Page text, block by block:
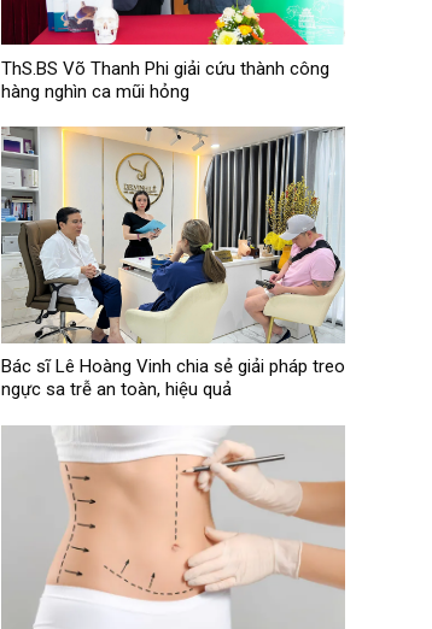
ThS.BS Võ Thanh Phi giải cứu thành công
hàng nghìn ca mũi hỏng
Bác sĩ Lê Hoàng Vinh chia sẻ giải pháp treo
ngực sa trễ an toàn, hiệu quả